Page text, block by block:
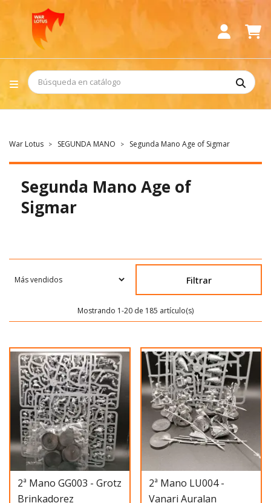
War Lotus SEGUNDA MANO Segunda Mano Age of Sigmar
Segunda Mano Age of
Sigmar
Filtrar
Mostrando 1-20 de 185 artículo(s)
2ª Mano GG003 - Grotz
Brinkadorez
2ª Mano LU004 -
Vanari Auralan